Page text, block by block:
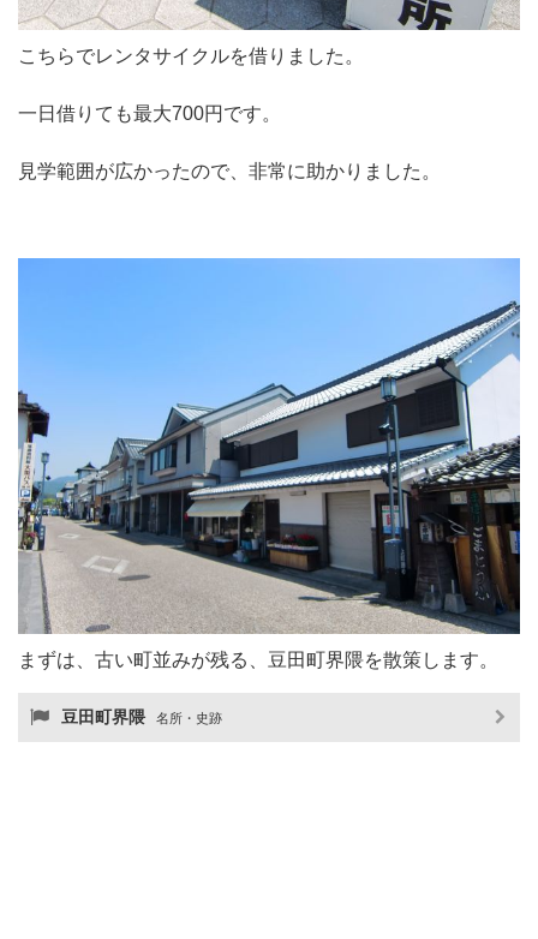
こちらでレンタサイクルを借りました。
一日借りても最大700円です。
見学範囲が広かったので、非常に助かりました。
まずは、古い町並みが残る、豆田町界隈を散策します。
豆田町界隈 名所・史跡